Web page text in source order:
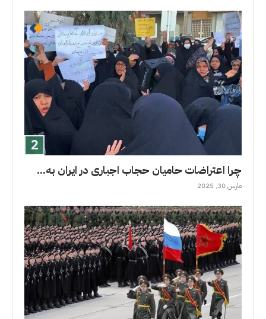
چرا اعتراضات حامیان حجاب اجباری در ایران به...
مارس 30, 2025